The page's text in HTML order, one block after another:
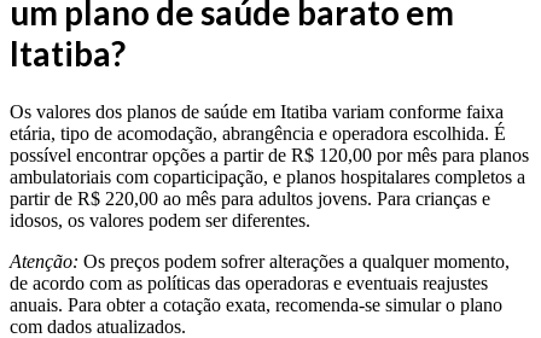
um plano de saúde barato em
Itatiba?
Os valores dos planos de saúde em Itatiba variam conforme faixa
etária, tipo de acomodação, abrangência e operadora escolhida. É
possível encontrar opções a partir de R$ 120,00 por mês para planos
ambulatoriais com coparticipação, e planos hospitalares completos a
partir de R$ 220,00 ao mês para adultos jovens. Para crianças e
idosos, os valores podem ser diferentes.
Atenção: Os preços podem sofrer alterações a qualquer momento,
de acordo com as políticas das operadoras e eventuais reajustes
anuais. Para obter a cotação exata, recomenda-se simular o plano
com dados atualizados.